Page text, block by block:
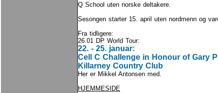
Q School uten norske deltakere.
Sesongen starter 15. april uten nordmenn og
Fra tidligere:
26.01 DP World Tour:
22. - 25. januar:
Cell C Challenge in Honour of Gary
Killarney Country Club
Her er Mikkel Antonsen med.
HJEMMESIDE